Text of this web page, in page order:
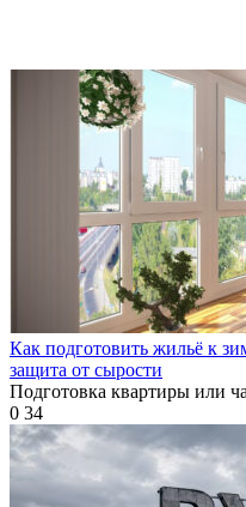
Как подготовить жильё к
защита от сырости
Подготовка квартиры или
0 34